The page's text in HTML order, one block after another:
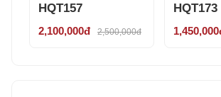
HQT157
2,100,000đ 2,500,000đ
HQT173